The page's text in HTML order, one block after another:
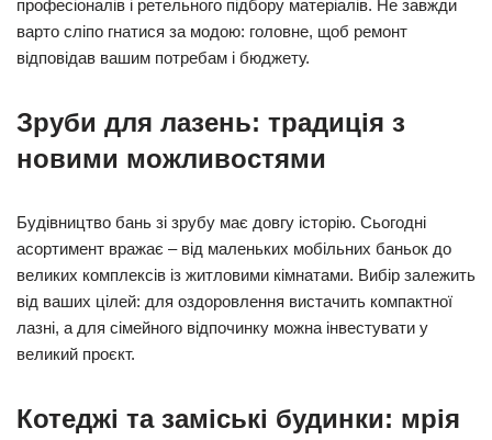
професіоналів і ретельного підбору матеріалів. Не завжди
варто сліпо гнатися за модою: головне, щоб ремонт
відповідав вашим потребам і бюджету.
Зруби для лазень: традиція з
новими можливостями
Будівництво бань зі зрубу має довгу історію. Сьогодні
асортимент вражає – від маленьких мобільних баньок до
великих комплексів із житловими кімнатами. Вибір залежить
від ваших цілей: для оздоровлення вистачить компактної
лазні, а для сімейного відпочинку можна інвестувати у
великий проєкт.
Котеджі та заміські будинки: мрія